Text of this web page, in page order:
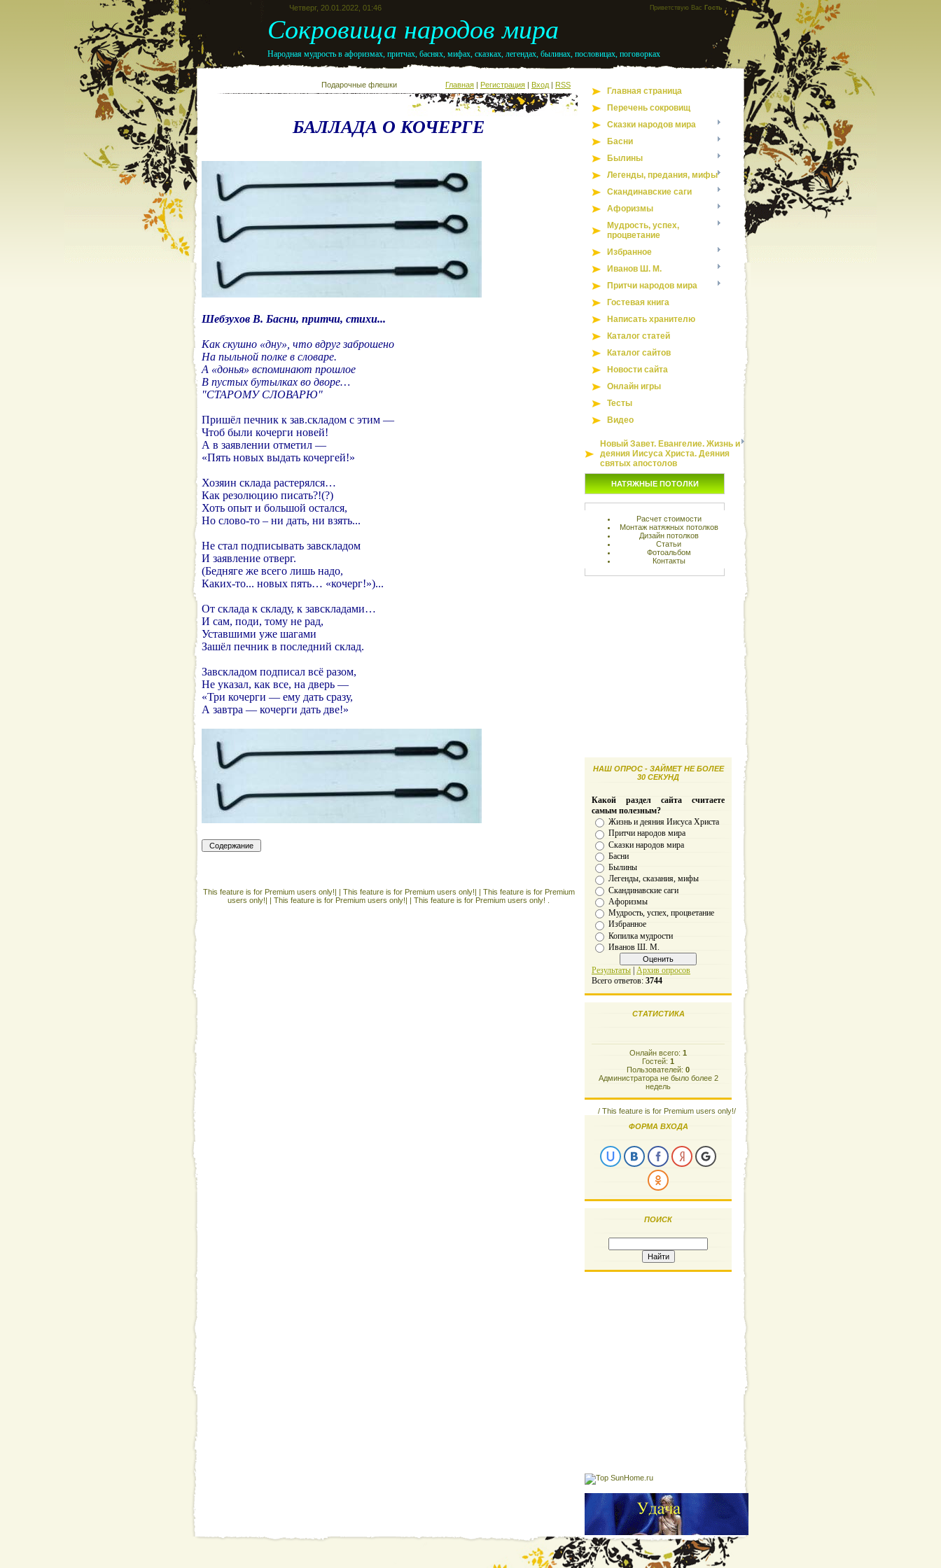
Четверг, 20.01.2022, 01:46 Приветствую Вас Гость
Сокровища народов мира
Народная мудрость в афоризмах, притчах, баснях, мифах, сказках, легендах, былинах, пословицах, поговорках
Подарочные флешки Главная | Регистрация | Вход | RSS
БАЛЛАДА О КОЧЕРГЕ
Шебзухов В. Басни, притчи, стихи...
Как скушно «дну», что вдруг заброшено
На пыльной полке в словаре.
А «донья» вспоминают прошлое
В пустых бутылках во дворе…
"СТАРОМУ СЛОВАРЮ"
Пришёл печник к зав.складом с этим —
Чтоб были кочерги новей!
А в заявлении отметил —
«Пять новых выдать кочергей!»
Хозяин склада растерялся…
Как резолюцию писать?!(?)
Хоть опыт и большой остался,
Но слово-то – ни дать, ни взять...
Не стал подписывать завскладом
И заявление отверг.
(Бедняге же всего лишь надо,
Каких-то... новых пять… «кочерг!»)...
От склада к складу, к завскладами…
И сам, поди, тому не рад,
Уставшими уже шагами
Зашёл печник в последний склад.
Завскладом подписал всё разом,
Не указал, как все, на дверь —
«Три кочерги — ему дать сразу,
А завтра — кочерги дать две!»
This feature is for Premium users only!| | This feature is for Premium users only!| | This feature is for Premium
users only!| | This feature is for Premium users only!| | This feature is for Premium users only! .
Главная страница
Перечень сокровищ
Сказки народов мира
Басни
Былины
Легенды, предания, мифы
Скандинавские саги
Афоризмы
Мудрость, успех,
процветание
Избранное
Иванов Ш. М.
Притчи народов мира
Гостевая книга
Написать хранителю
Каталог статей
Каталог сайтов
Новости сайта
Онлайн игры
Тесты
Видео
Новый Завет. Евангелие. Жизнь и
деяния Иисуса Христа. Деяния
святых апостолов
НАТЯЖНЫЕ ПОТОЛКИ
Расчет стоимости
Монтаж натяжных потолков
Дизайн потолков
Статьи
Фотоальбом
Контакты
НАШ ОПРОС - ЗАЙМЕТ НЕ БОЛЕЕ
30 СЕКУНД
Какой раздел сайта считаете
самым полезным?
Жизнь и деяния Иисуса Христа
Притчи народов мира
Сказки народов мира
Басни
Былины
Легенды, сказания, мифы
Скандинавские саги
Афоризмы
Мудрость, успех, процветание
Избранное
Копилка мудрости
Иванов Ш. М.
Результаты Архив опросов
Всего ответов: 3744
СТАТИСТИКА
Онлайн всего: 1
Гостей: 1
Пользователей: 0
Администратора не было более 2
недель
/ This feature is for Premium users only!/
ФОРМА ВХОДА
ПОИСК